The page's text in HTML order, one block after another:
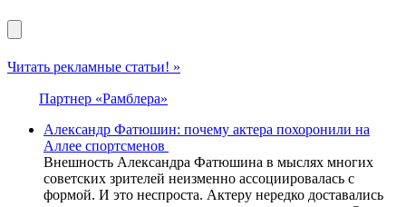
Читать рекламные статьи! »
Партнер «Рамблера»
Александр Фатюшин: почему актера похоронили на
Аллее спортсменов
Внешность Александра Фатюшина в мыслях многих
советских зрителей неизменно ассоциировалась с
формой. И это неспроста. Актеру нередко доставались